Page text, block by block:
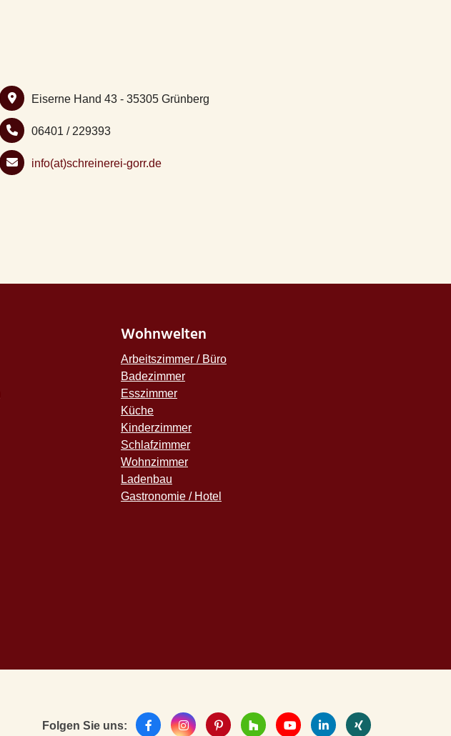
Eiserne Hand 43 - 35305 Grünberg
06401 / 229393
info(at)schreinerei-gorr.de
Wohnwelten
Arbeitszimmer / Büro
Badezimmer
Esszimmer
Küche
Kinderzimmer
Schlafzimmer
Wohnzimmer
Ladenbau
Gastronomie / Hotel
Folgen Sie uns: